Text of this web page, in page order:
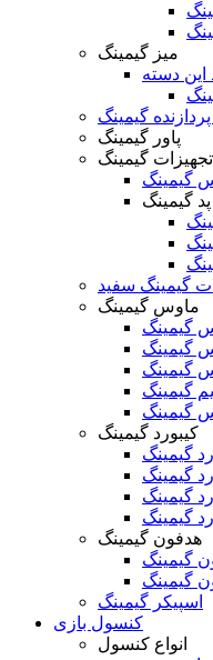
میز گیمینگ
این دسته
گیمینگ
پاور گیمینگ
تجهیزات گیمینگ
گیمینگ
گیمینگ
گیمینگ سفید
ماوس گیمینگ
گیمینگ
کیبورد گیمینگ
هدفون گیمینگ
اسپیکر گیمینگ
کنسول بازی
انواع کنسول